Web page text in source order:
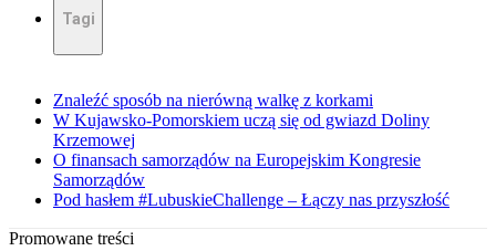
Tagi
Znaleźć sposób na nierówną walkę z korkami
W Kujawsko-Pomorskiem uczą się od gwiazd Doliny
Krzemowej
O finansach samorządów na Europejskim Kongresie
Samorządów
Pod hasłem #LubuskieChallenge – Łączy nas przyszłość
Promowane treści